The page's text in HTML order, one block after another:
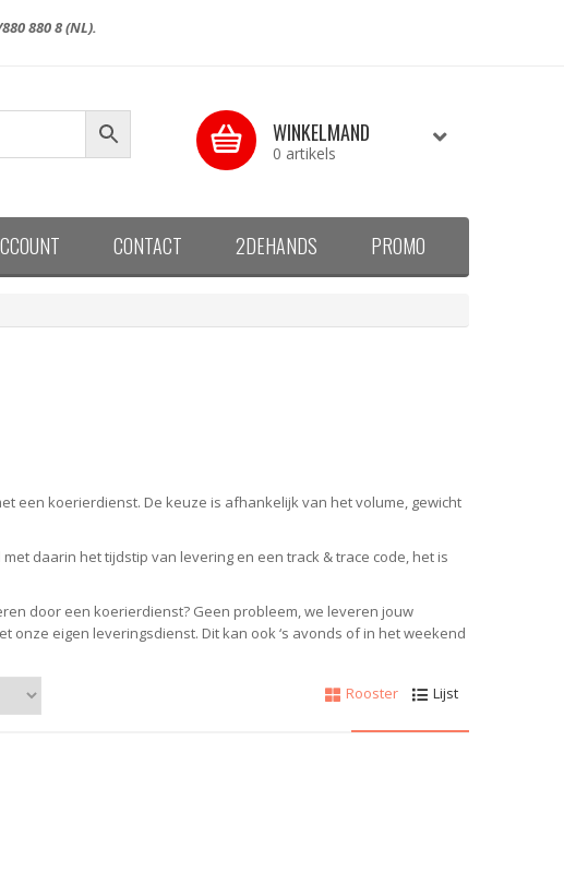
880 8(NL).
WINKELMAND
0 artikels
CONTACT 2DEHANDS PROMO
een koerierdienst. De keuze is afhankelijk van het volume, gewicht
daarin het tijdstip van levering en een track & trace code, het is
door een koerierdienst? Geen probleem, we leveren jouw
onze eigen leveringsdienst. Dit kan ook ‘s avonds of in het weekend
Rooster
Lijst